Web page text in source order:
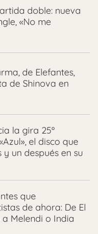
doble: nueva
«No me
de Elefantes,
de Shinova en
la gira 25º
el disco que
un después en su
que
de ahora: De El
Melendi o India